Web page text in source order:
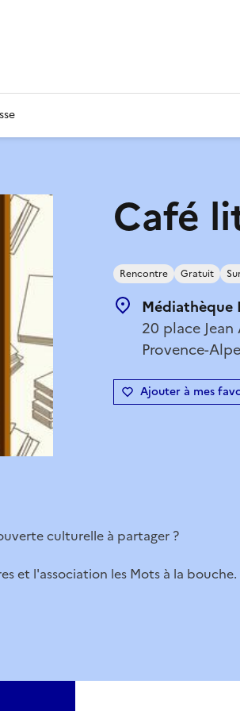
Café
Rencontre Gratuit
Médiathèque
20 place
Provence-
Ajouter à mes
culturelle à partager ?
et l'association les Mots à la bouche.